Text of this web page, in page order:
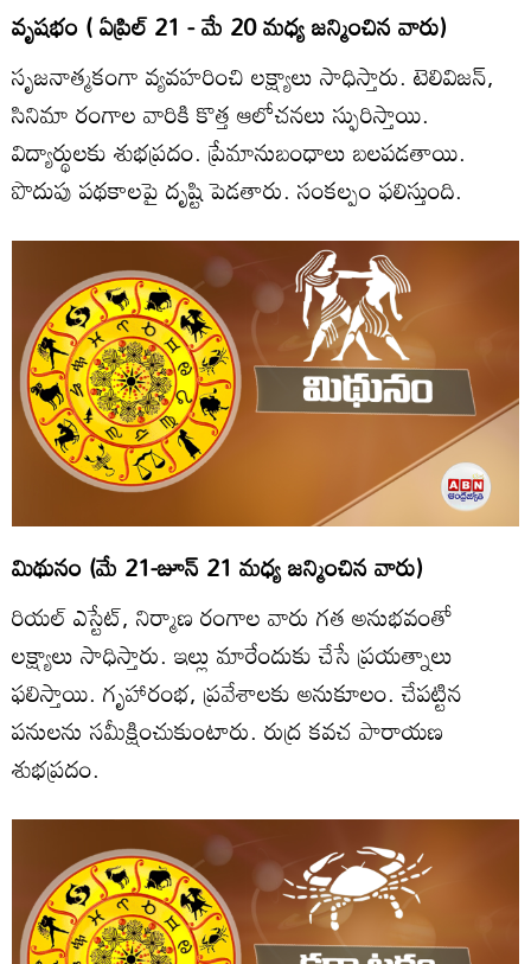
వృషభం ( ఏప్రిల్‌ 21 - మే 20 మధ్య జన్మించిన వారు)
సృజనాత్మకంగా వ్యవహరించి లక్ష్యాలు సాధిస్తారు. టెలివిజన్‌,
సినిమా రంగాల వారికి కొత్త ఆలోచనలు స్ఫురిస్తాయి.
విద్యార్థులకు శుభప్రదం. ప్రేమానుబంధాలు బలపడతాయి.
పొదుపు పథకాలపై దృష్టి పెడతారు. సంకల్పం ఫలిస్తుంది.
మిథునం (మే 21-జూన్‌ 21 మధ్య జన్మించిన వారు)
రియల్‌ ఎస్టేట్‌, నిర్మాణ రంగాల వారు గత అనుభవంతో
లక్ష్యాలు సాధిస్తారు. ఇల్లు మారేందుకు చేసే ప్రయత్నాలు
ఫలిస్తాయి. గృహారంభ, ప్రవేశాలకు అనుకూలం. చేపట్టిన
పనులను సమీక్షించుకుంటారు. రుద్ర కవచ పారాయణ
శుభప్రదం.